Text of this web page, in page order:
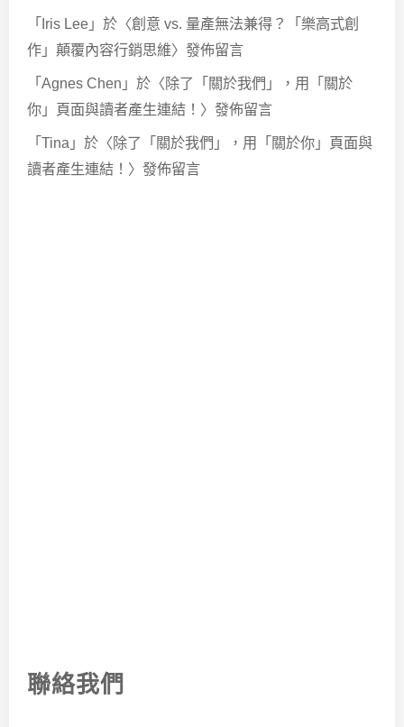
「 Iris Lee 」於〈創意 vs. 量產無法兼得？「樂高式創
作」顛覆內容行銷思維〉發佈留言
「 Agnes Chen 」於〈 除了「關於我們」，用「關於
你」頁面與讀者產生連結！ 〉發佈留言
「 Tina 」於〈 除了「關於我們」，用「關於你」頁面與
讀者產生連結！ 〉發佈留言
聯絡我們